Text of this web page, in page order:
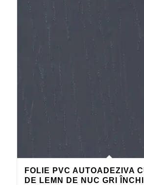
FOLIE PVC AUTOADEZIVA
DE LEMN DE NUC GRI